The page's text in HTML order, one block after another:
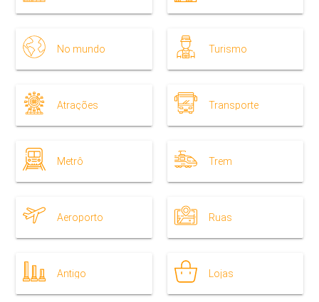
No mundo Turismo
Atrações Transporte
Metrô Trem
Aeroporto Ruas
Antigo Lojas